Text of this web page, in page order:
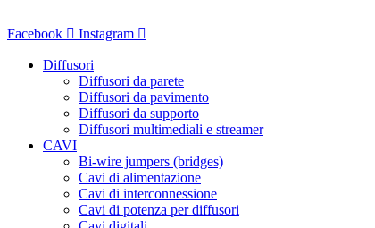
al
Facebook Instagram
Diffusori
Diffusori da parete
Diffusori da pavimento
Diffusori da supporto
Diffusori multimediali e streamer
CAVI
Bi-wire jumpers (bridges)
Cavi di alimentazione
Cavi di interconnessione
Cavi di potenza per diffusori